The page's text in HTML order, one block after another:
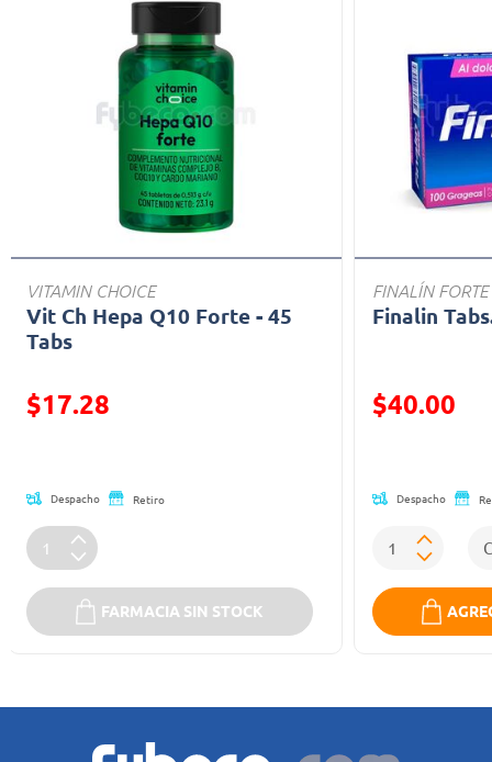
VITAMIN CHOICE
Vit Ch Hepa Q10 Forte - 45
Tabs
Precio reducido de
$17.28
Despacho Retiro
FARMACIA SIN STOCK
FINALÍN FORTE
Finalin
Precio
$40.00
Despacho